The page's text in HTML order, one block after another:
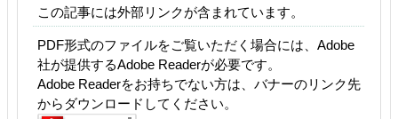
この記事には外部リンクが含まれています。
PDF形式のファイルをご覧いただく場合には、Adobe
社が提供するAdobe Readerが必要です。
Adobe Readerをお持ちでない方は、バナーのリンク先
からダウンロードしてください。